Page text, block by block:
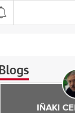
Blogs
IÑAKI